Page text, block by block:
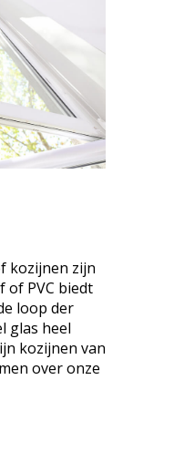
kozijnen zijn
of PVC biedt
loop der
glas heel
kozijnen van
over onze